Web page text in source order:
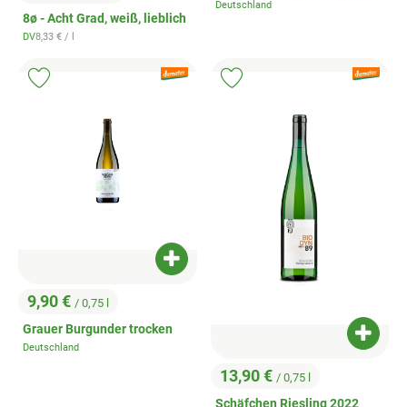
8ø - Acht Grad, weiß, lieblich
, Herkunft:
DV, Referenzpreis:
8,33 € / l
, Herkunft:
Deutschland
, Preis:
9,90 € / 0,75 l
Grauer Burgunder trocken
, Herkunft:
Deutschland
Produkt zum Warenkorb hinzufügen
, Verband:
Produkt zu Favouriten hinzufügen
, Preis:
13,90 € / 0,75 l
, Verband:
Produkt zu Favouriten hinzufügen